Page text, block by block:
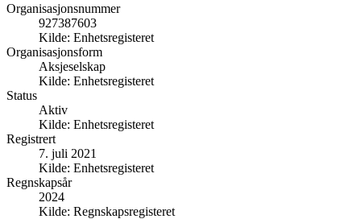
Organisasjonsnummer
927387603
Kilde: Enhetsregisteret
Organisasjonsform
Aksjeselskap
Kilde: Enhetsregisteret
Status
Aktiv
Kilde: Enhetsregisteret
Registrert
7. juli 2021
Kilde: Enhetsregisteret
Regnskapsår
2024
Kilde: Regnskapsregisteret